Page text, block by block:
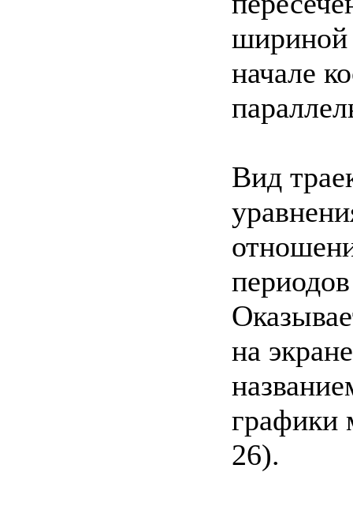
шириной
начале
Вид
на
графики
26).